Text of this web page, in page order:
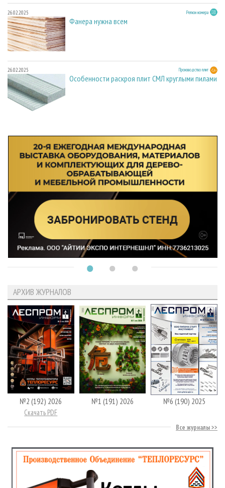
26.02.2025 Регион номера
Фанера нужна всем
26.02.2025 Производство плит
Особенности раскроя плит СМЛ круглыми пилами
АРХИВ ЖУРНАЛОВ
№2 (192) 2026
Скачать PDF
№1 (191) 2026 №6 (190) 2025
Все журналы